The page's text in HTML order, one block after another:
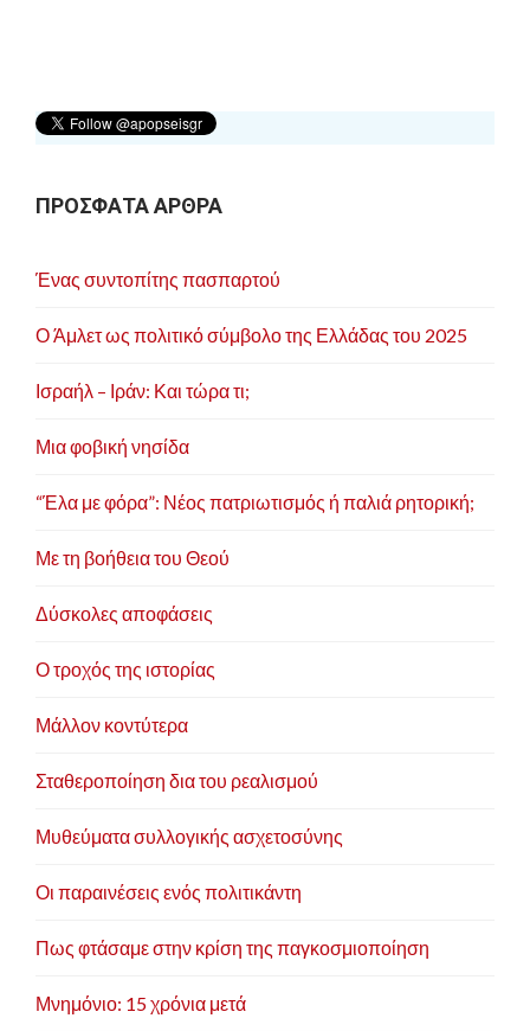
ΠΡΟΣΦΑΤΑ ΑΡΘΡΑ
Ένας συντοπίτης πασπαρτού
Ο Άμλετ ως πολιτικό σύμβολο της Ελλάδας του 2025
Ισραήλ – Ιράν: Και τώρα τι;
Μια φοβική νησίδα
“Έλα με φόρα”: Νέος πατριωτισμός ή παλιά ρητορική;
Με τη βοήθεια του Θεού
Δύσκολες αποφάσεις
Ο τροχός της ιστορίας
Μάλλον κοντύτερα
Σταθεροποίηση δια του ρεαλισμού
Μυθεύματα συλλογικής ασχετοσύνης
Οι παραινέσεις ενός πολιτικάντη
Πως φτάσαμε στην κρίση της παγκοσμιοποίηση
Μνημόνιο: 15 χρόνια μετά